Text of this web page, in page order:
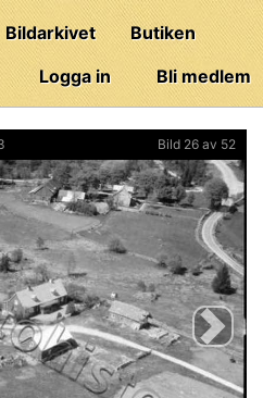
Bildarkivet
Butiken
Bli medlem
Logga in
Bild 26 av 52
Next